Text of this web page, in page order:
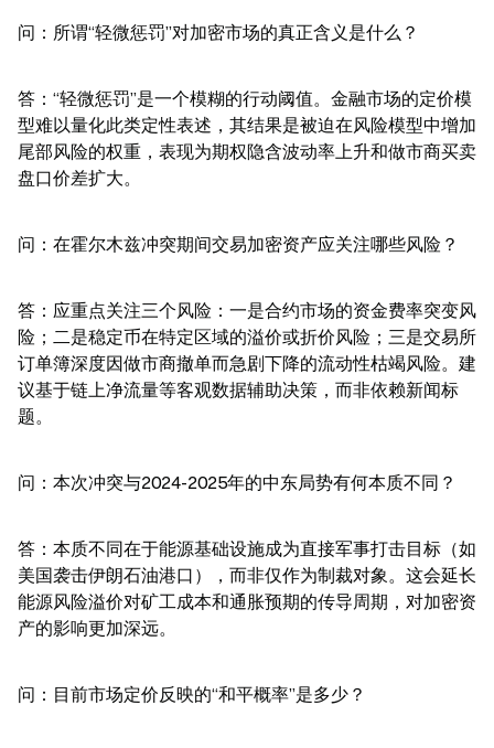
问：所谓“轻微惩罚”对加密市场的真正含义是什么？
答：“轻微惩罚”是一个模糊的行动阈值。金融市场的定价模
型难以量化此类定性表述，其结果是被迫在风险模型中增加
尾部风险的权重，表现为期权隐含波动率上升和做市商买卖
盘口价差扩大。
问：在霍尔木兹冲突期间交易加密资产应关注哪些风险？
答：应重点关注三个风险：一是合约市场的资金费率突变风
险；二是稳定币在特定区域的溢价或折价风险；三是交易所
订单簿深度因做市商撤单而急剧下降的流动性枯竭风险。建
议基于链上净流量等客观数据辅助决策，而非依赖新闻标
题。
问：本次冲突与2024-2025年的中东局势有何本质不同？
答：本质不同在于能源基础设施成为直接军事打击目标（如
美国袭击伊朗石油港口），而非仅作为制裁对象。这会延长
能源风险溢价对矿工成本和通胀预期的传导周期，对加密资
产的影响更加深远。
问：目前市场定价反映的“和平概率”是多少？